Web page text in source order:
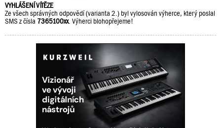
VYHLÁŠENÍ VÍTĚZE
Ze všech správných odpovědí (varianta 2.) byl vylosován výherce, který poslal
SMS z čísla 7365100xx. Výherci blohopřejeme!